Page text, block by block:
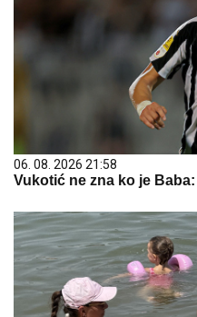
06. 08. 2026 21:58
Vukotić ne zna ko je